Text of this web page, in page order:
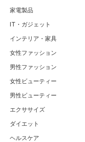
家電製品
IT・ガジェット
インテリア・家具
女性ファッション
男性ファッション
女性ビューティー
男性ビューティー
エクササイズ
ダイエット
ヘルスケア